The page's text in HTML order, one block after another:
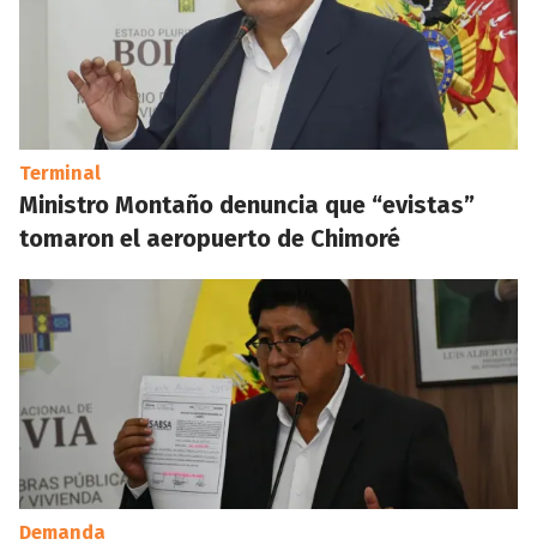
Terminal
Ministro Montaño denuncia que “evistas”
tomaron el aeropuerto de Chimoré
Demanda